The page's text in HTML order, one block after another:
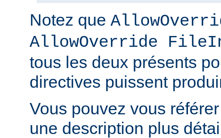
Notez que
AllowOverride
tous les deux présents
directives puissent
Vous pouvez vous
une description plus